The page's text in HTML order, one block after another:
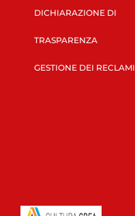
DICHIARAZIONE DI
TRASPARENZA
GESTIONE DEI RECLAMI